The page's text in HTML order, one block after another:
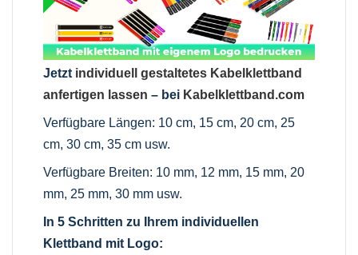
Jetzt individuell gestaltetes Kabelklettband
anfertigen lassen – bei Kabelklettband.com
Verfügbare Längen: 10 cm, 15 cm, 20 cm, 25
cm, 30 cm, 35 cm usw.
Verfügbare Breiten: 10 mm, 12 mm, 15 mm, 20
mm, 25 mm, 30 mm usw.
In 5 Schritten zu Ihrem individuellen
Klettband mit Logo: